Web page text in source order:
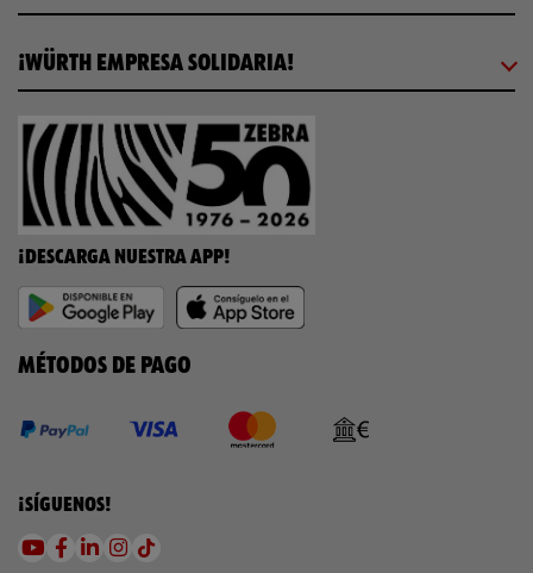
¡WÜRTH EMPRESA SOLIDARIA!
¡DESCARGA NUESTRA APP!
MÉTODOS DE PAGO
¡SÍGUENOS!